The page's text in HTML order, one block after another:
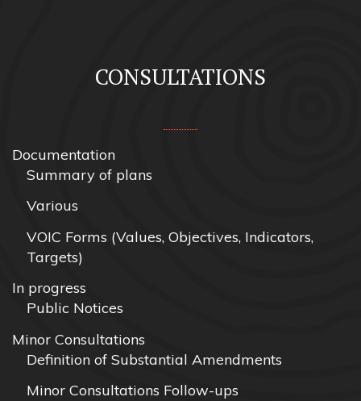
CONSULTATIONS
Documentation
Summary of plans
Various
VOIC Forms (Values, Objectives, Indicators,
Targets)
In progress
Public Notices
Minor Consultations
Definition of Substantial Amendments
Minor Consultations Follow-ups